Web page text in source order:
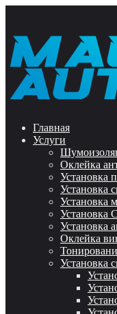
Главная
Услуги
Оклейка
Установка
Установка
Установка
Установка
Установка
Оклейка
Установка